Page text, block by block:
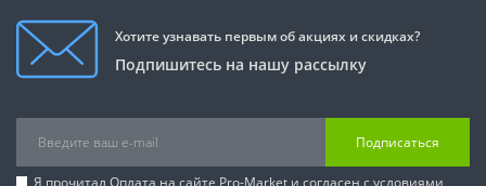
Хотите узнавать первым об акциях и скидках?
Подпишитесь на нашу рассылку
Подписаться